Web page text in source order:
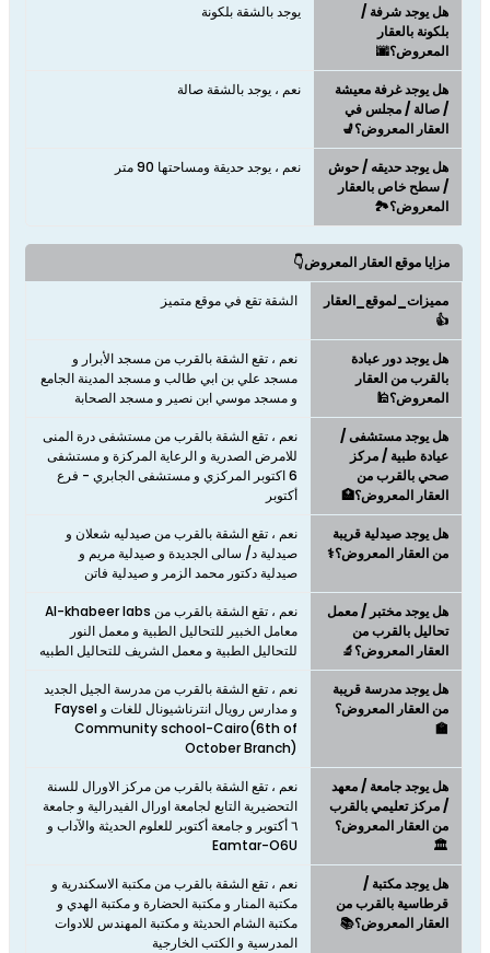
هل يوجد شرفة /
بلكونة بالعقار
المعروض؟🌆
يوجد بالشقة بلكونة
هل يوجد غرفة معيشة
/ صالة / مجلس في
العقار المعروض؟💺
نعم ، يوجد بالشقة صالة
هل يوجد حديقه / حوش
/ سطح خاص بالعقار
المعروض؟🏞️
نعم ، يوجد حديقة ومساحتها 90 متر
مزايا موقع العقار المعروض👇
مميزات_لموقع_العقار
👍
الشقة تقع في موقع متميز
هل يوجد دور عبادة
بالقرب من العقار
المعروض؟🕌
نعم ، تقع الشقة بالقرب من مسجد الأبرار و
مسجد علي بن ابي طالب و مسجد المدينة الجامع
و مسجد موسي ابن نصير و مسجد الصحابة
هل يوجد مستشفى /
عيادة طبية / مركز
صحي بالقرب من
العقار المعروض؟🏥
نعم ، تقع الشقة بالقرب من مستشفى درة المنى
للامرض الصدرية و الرعاية المركزة و مستشفى
6 اكتوبر المركزي و مستشفى الجابري - فرع
أكتوبر
هل يوجد صيدلية قريبة
من العقار المعروض؟⚕️
نعم ، تقع الشقة بالقرب من صيدليه شعلان و
صيدلية د/ سالى الجديدة و صيدلية مريم و
صيدلية دكتور محمد الزمر و صيدلية فاتن
هل يوجد مختبر / معمل
تحاليل بالقرب من
العقار المعروض؟🔬
نعم ، تقع الشقة بالقرب من Al-khabeer labs
معامل الخبير للتحاليل الطبية و معمل النور
للتحاليل الطبية و معمل الشريف للتحاليل الطبيه
هل يوجد مدرسة قريبة
من العقار المعروض؟
🏫
نعم ، تقع الشقة بالقرب من مدرسة الجيل الجديد
و مدارس رويال انترناشيونال للغات و Faysel
Community school-Cairo(6th of
October Branch)
هل يوجد جامعة / معهد
/ مركز تعليمي بالقرب
من العقار المعروض؟
🏛️
نعم ، تقع الشقة بالقرب من مركز الاورال للسنة
التحضيرية التابع لجامعة اورال الفيدرالية و جامعة
٦ أكتوبر و جامعة أكتوبر للعلوم الحديثة والآداب و
Eamtar-O6U
هل يوجد مكتبة /
قرطاسية بالقرب من
العقار المعروض؟📚
نعم ، تقع الشقة بالقرب من مكتبة الاسكندرية و
مكتبة المنار و مكتبة الحضارة و مكتبة الهدي و
مكتبة الشام الحديثة و مكتبة المهندس للادوات
المدرسية و الكتب الخارجية